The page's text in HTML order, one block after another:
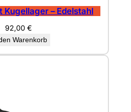
Kugellager – Edelstahl
92,00 €
Warenkorb